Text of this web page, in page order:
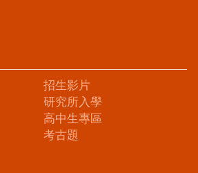
招生影片
研究所入學
高中生專區
考古題